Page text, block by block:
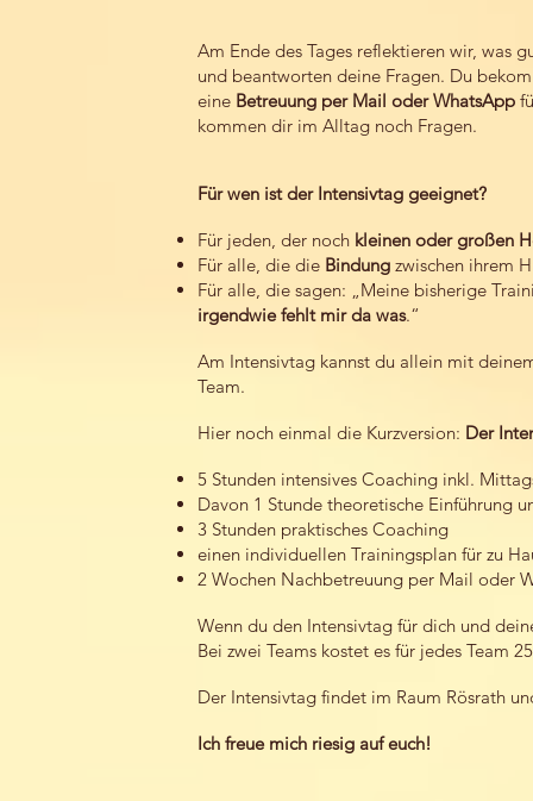
Am Ende des Tages reflektieren wir, was
und beantworten deine Fragen. Du
eine Betreuung per Mail oder WhatsApp
kommen dir im Alltag noch Fragen.
Für wen ist der Intensivtag geeignet?
Für jeden, der noch kleinen oder großen
Für alle, die die Bindung zwischen ihrem
Für alle, die sagen: „Meine bisherige
irgendwie fehlt mir da was.“
Am Intensivtag kannst du allein mit
Team.
Hier noch einmal die Kurzversion: Der
5 Stunden intensives Coaching inkl.
Davon 1 Stunde theoretische Einführung
3 Stunden praktisches Coaching
einen individuellen Trainingsplan für zu
2 Wochen Nachbetreuung per Mail oder
Wenn du den Intensivtag für dich und
Bei zwei Teams kostet es für jedes Team
Der Intensivtag findet im Raum Rösrath
Ich freue mich riesig auf euch!